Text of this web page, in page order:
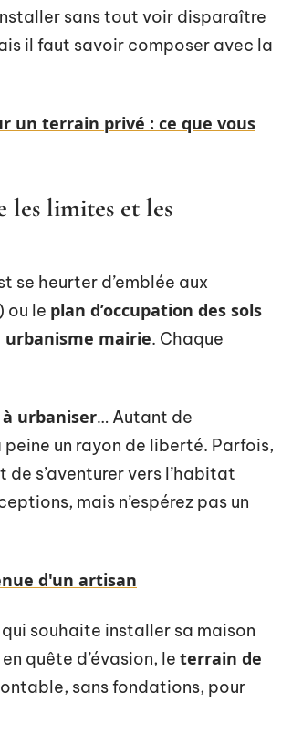
sans tout voir disparaître
il faut savoir composer avec la
un terrain privé : ce que vous
limites et les
se heurter d’emblée aux
ou le plan d’occupation des sols
urbanisme mairie. Chaque
urbaniser… Autant de
un rayon de liberté. Parfois,
s’aventurer vers l’habitat
mais n’espérez pas un
d'un artisan
qui souhaite installer sa maison
quête d’évasion, le terrain de
sans fondations, pour